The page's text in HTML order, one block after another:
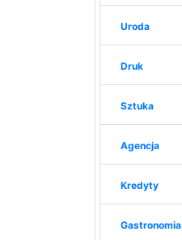
Uroda
Druk
Sztuka
Agencja
Kredyty
Gastronomia